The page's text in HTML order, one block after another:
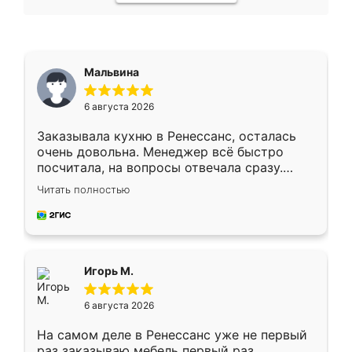
Мальвина
6 августа 2026
Заказывала кухню в Ренессанс, осталась
очень довольна. Менеджер всё быстро
посчитала, на вопросы отвечала сразу.
Замерщик приехал в субботу, подошёл к
делу со всей ответственностью. Собрали
за день, ребята работали аккуратно, даже
Читать полностью
Игорь М.
6 августа 2026
На самом деле в Ренессанс уже не первый